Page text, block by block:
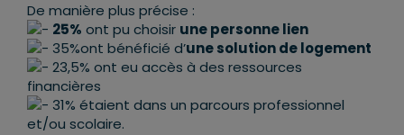
De manière plus précise :
25% ont pu choisir une personne lien
35%ont bénéficié d’une solution de logement
23,5% ont eu accès à des ressources
financières
31% étaient dans un parcours professionnel
et/ou scolaire.